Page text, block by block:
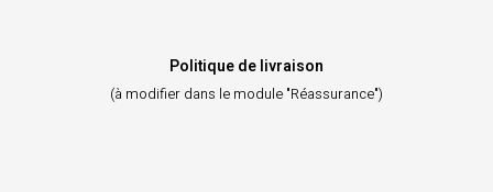
Politique de livraison
(à modifier dans le module "Réassurance")